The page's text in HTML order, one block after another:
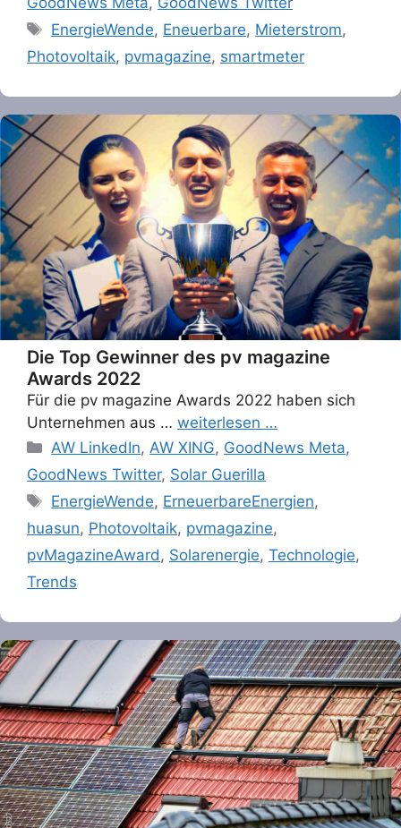
Tags
EnergieWende, Eneuerbare, Mieterstrom,
Photovoltaik, pvmagazine, smartmeter
Die Top Gewinner des pv magazine
Awards 2022
Für die pv magazine Awards 2022 haben sich
Unternehmen aus … weiterlesen …
Categories
AW LinkedIn, AW XING, GoodNews Meta,
GoodNews Twitter, Solar Guerilla
Tags
EnergieWende, ErneuerbareEnergien,
huasun, Photovoltaik, pvmagazine,
pvMagazineAward , Solarenergie, Technologie,
Trends